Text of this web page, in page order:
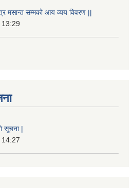
मसान्त सम्मको आय व्यय विवरण ||
सूचना |